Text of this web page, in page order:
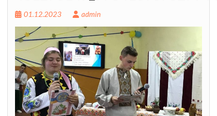
01.12.2023 admin